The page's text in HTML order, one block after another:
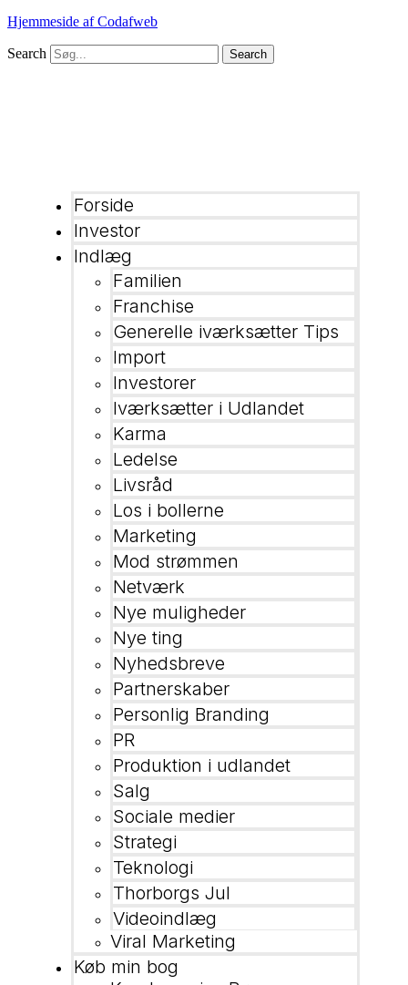
Hjemmeside af Codafweb
Search Search
Forside
Investor
Indlæg
Familien
Franchise
Generelle iværksætter Tips
Import
Investorer
Iværksætter i Udlandet
Karma
Ledelse
Livsråd
Los i bollerne
Marketing
Mod strømmen
Netværk
Nye muligheder
Nye ting
Nyhedsbreve
Partnerskaber
Personlig Branding
PR
Produktion i udlandet
Salg
Sociale medier
Strategi
Teknologi
Thorborgs Jul
Videoindlæg
Viral Marketing
Køb min bog